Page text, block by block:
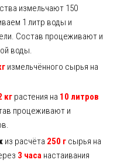
измельчают 150
1 литр воды и
Состав процеживают и
воды.
измельчённого сырья на
кграстения на 10 литров
процеживают и
из расчёта 250 гсырья на
3 часанастаивания